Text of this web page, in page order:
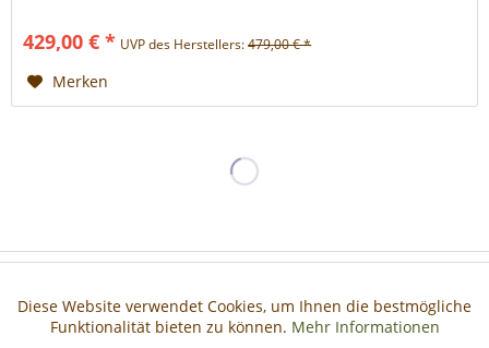
Länge: 230mm / Durchm. 48mm Baulänge über Mündung
429,00 € * UVP des Herstellers:479,00 € *
Merken
Informationen
Funktionale Aktiv
Diese Website verwendet Cookies, um Ihnen die bestmögliche
Funktionalität bieten zu können. Mehr Informationen